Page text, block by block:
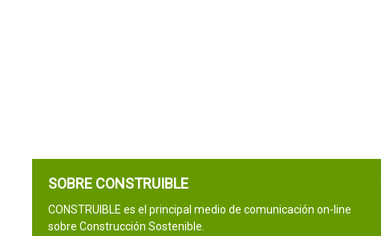
SOBRE CONSTRUIBLE
CONSTRUIBLE es el principal medio de comunicación on-line
sobre Construcción Sostenible.